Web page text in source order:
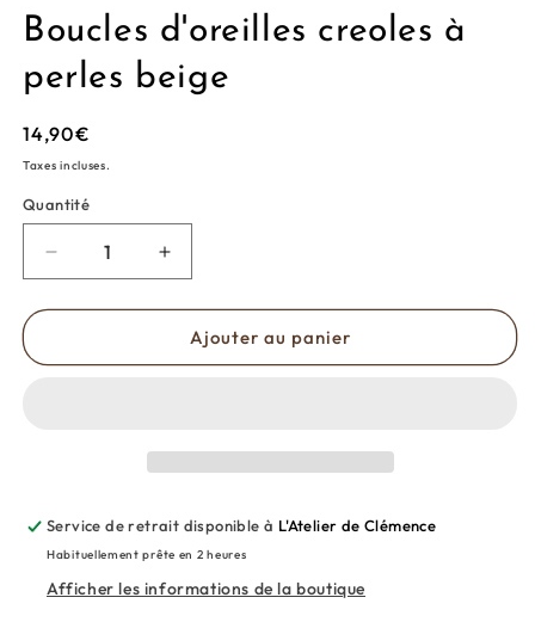
le
média
1
une
fenêtre
Boucles d'oreilles creoles à
perles beige
Prix
habituel
14,90€
Taxes incluses.
Quantité
Réduire
la
quantité
Boucles
Augmenter
la
quantité
Boucles
Ajouter au panier
Service de retrait disponible à L'Atelier de Clémence
Habituellement prête en 2 heures
Afficher les informations de la boutique